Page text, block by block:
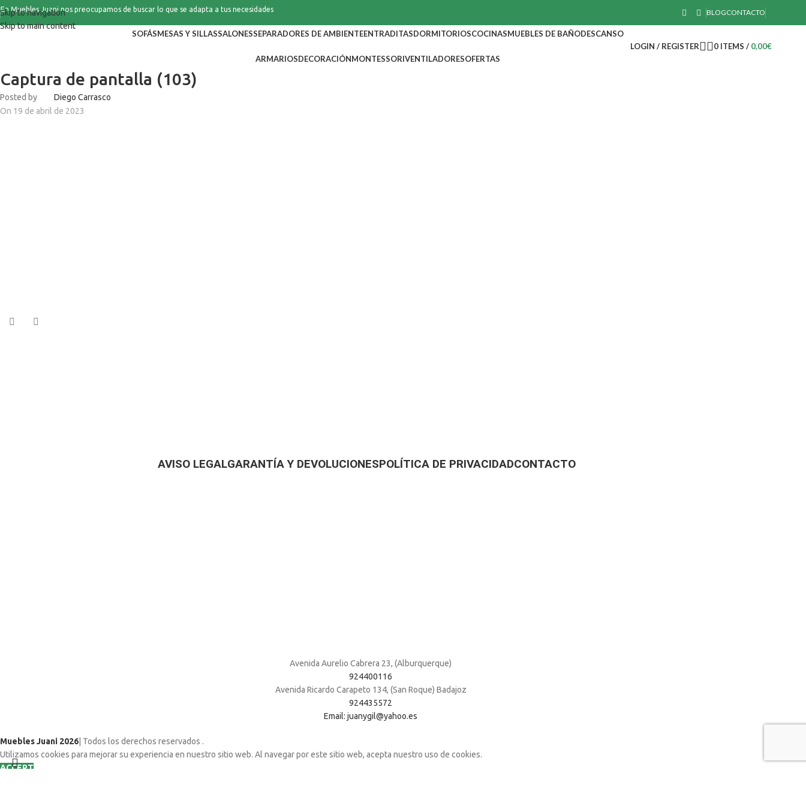
Skip to navigation
Skip to main content
En Muebles Juani nos preocupamos de buscar lo que se adapta a tus necesidades BLOGCONTACTO
SOFÁSMESAS Y SILLASSALONESSEPARADORES DE AMBIENTEENTRADITASDORMITORIOSCOCINASMUEBLES DE BAÑODESCANSO
ARMARIOSDECORACIÓNMONTESSORIVENTILADORESOFERTAS
LOGIN / REGISTER 0 ITEMS / 0,00€
Captura de pantalla (103)
Posted by
Diego Carrasco
On 19 de abril de 2023
AVISO LEGALGARANTÍA Y DEVOLUCIONESPOLÍTICA DE PRIVACIDADCONTACTO
Avenida Aurelio Cabrera 23, (Alburquerque)
924400116
Avenida Ricardo Carapeto 134, (San Roque) Badajoz
924435572
Email: juanygil@yahoo.es
Muebles Juani 2026 | Todos los derechos reservados .
Utilizamos cookies para mejorar su experiencia en nuestro sitio web. Al navegar por este sitio web, acepta nuestro uso de cookies.
ACCEPT